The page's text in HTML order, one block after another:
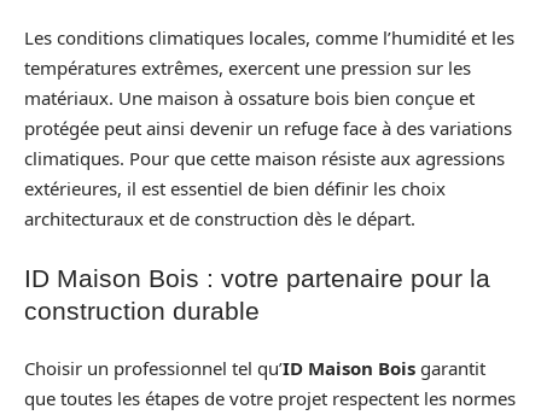
Les conditions climatiques locales, comme l’humidité et les
températures extrêmes, exercent une pression sur les
matériaux. Une maison à ossature bois bien conçue et
protégée peut ainsi devenir un refuge face à des variations
climatiques. Pour que cette maison résiste aux agressions
extérieures, il est essentiel de bien définir les choix
architecturaux et de construction dès le départ.
ID Maison Bois : votre partenaire pour la
construction durable
Choisir un professionnel tel qu’ID Maison Bois garantit
que toutes les étapes de votre projet respectent les normes